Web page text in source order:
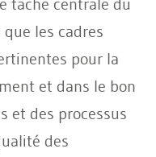
tâche centrale du
les cadres
pour la
et dans le bon
et des processus
des